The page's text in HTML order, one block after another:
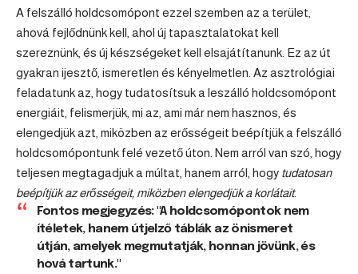
A felszálló holdcsomópont ezzel szemben az a terület,
ahová fejlődnünk kell, ahol új tapasztalatokat kell
szereznünk, és új készségeket kell elsajátítanunk. Ez az út
gyakran ijesztő, ismeretlen és kényelmetlen. Az asztrológiai
feladatunk az, hogy tudatosítsuk a leszálló holdcsomópont
energiáit, felismerjük, mi az, ami már nem hasznos, és
elengedjük azt, miközben az erősségeit beépítjük a felszálló
holdcsomópontunk felé vezető úton. Nem arról van szó, hogy
teljesen megtagadjuk a múltat, hanem arról, hogy tudatosan
beépítjük az erősségeit, miközben elengedjük a korlátait.
Fontos megjegyzés: "A holdcsomópontok nem
ítéletek, hanem útjelző táblák az önismeret
útján, amelyek megmutatják, honnan jövünk, és
hová tartunk."